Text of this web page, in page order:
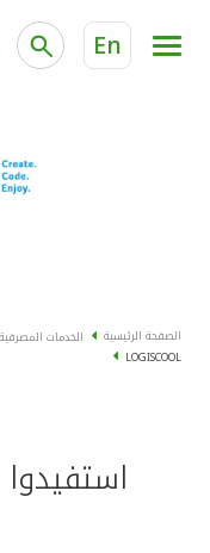
En
الخدمات المصرفية
"برامج العملاء"
الاستثمار
الصفحة الرئيسية الخدمات
LOGISCOOL